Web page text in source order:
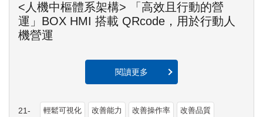
<人機中樞體系架構> 「高效且行動的營
運」BOX HMI 搭載 QRcode，用於行動人
機營運
閱讀更多
21-
輕鬆可視化 改善能力 改善操作率 改善品質